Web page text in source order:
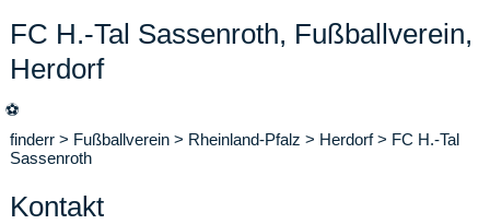
FC H.-Tal Sassenroth, Fußballverein,
Herdorf
⚽
finderr > Fußballverein > Rheinland-Pfalz > Herdorf> FC H.-Tal
Sassenroth
Kontakt